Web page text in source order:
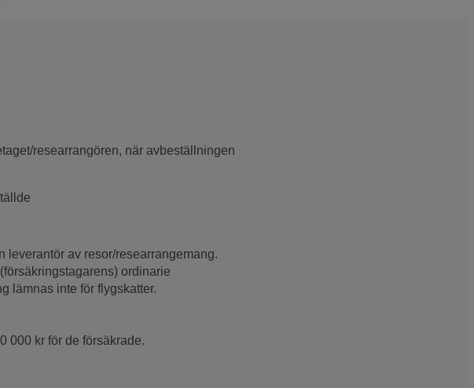
researrangören, när avbeställningen
leverantör av resor/researrangemang.
ordinarie
lämnas inte för flygskatter.
000 kr för de försäkrade.